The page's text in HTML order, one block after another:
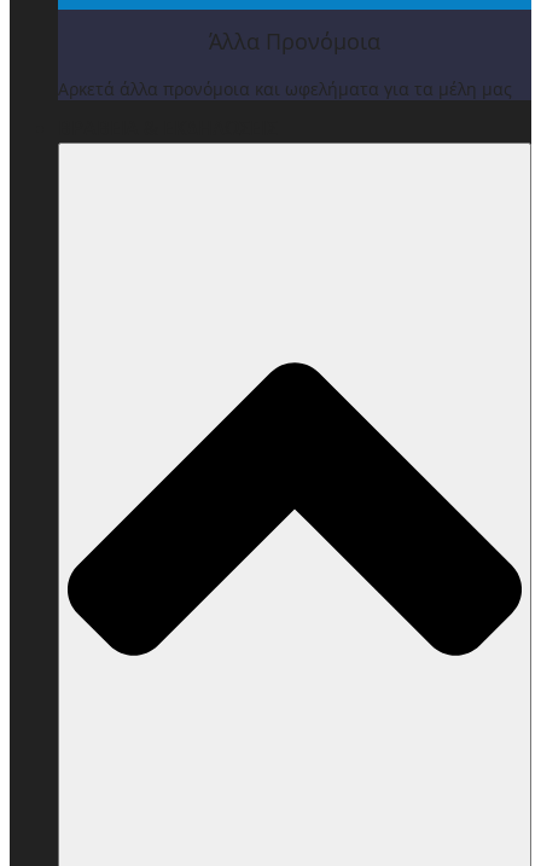
Άλλα Προνόμοια
Αρκετά άλλα προνόμοια και ωφελήματα για τα μέλη μας